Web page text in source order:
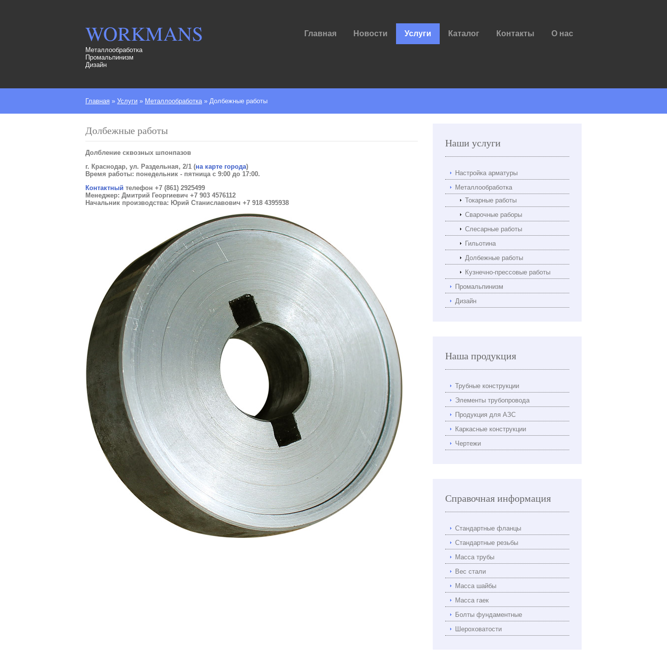
WORKMANS
Металлообработка
Промальпинизм
Дизайн
Главная Новости Услуги Каталог Контакты О нас
Главная » Услуги » Металлообработка» Долбежные работы
Долбежные работы
Долбление сквозных шпонпазов
г. Краснодар, ул. Раздельная, 2/1 (на карте города)
Время работы: понедельник - пятница с 9:00 до 17:00.
Контактный телефон +7 (861) 2925499
Менеджер: Дмитрий Георгиевич +7 903 4576112
Начальник производства: Юрий Станиславович +7 918 4395938
Наши услуги
Настройка арматуры
Металлообработка
Токарные работы
Сварочные раборы
Слесарные работы
Гильотина
Долбежные работы
Кузнечно-прессовые работы
Промальпинизм
Дизайн
Наша продукция
Трубные конструкции
Элементы трубопровода
Продукция для АЗС
Каркасные конструкции
Чертежи
Справочная информация
Стандартные фланцы
Стандартные резьбы
Масса трубы
Вес стали
Масса шайбы
Масса гаек
Болты фундаментные
Шероховатости